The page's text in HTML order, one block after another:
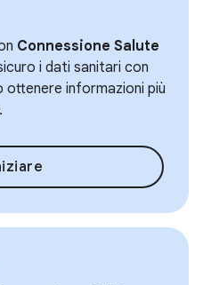
Connessione Salute
i dati sanitari con
informazioni più